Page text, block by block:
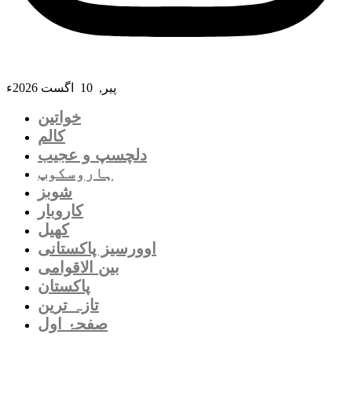
پیر, 10 اگست 2026ء
خواتین
کالم
دلچسپ و عجیب
ہاروسکوپ
شوبز
کاروبار
کھیل
اوورسیز پاکستانی
بین الاقوامی
پاکستان
تازہ ترین
صفحۂ اول